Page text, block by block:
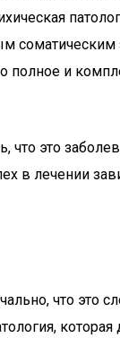
полное и
что это
в лечении
что это